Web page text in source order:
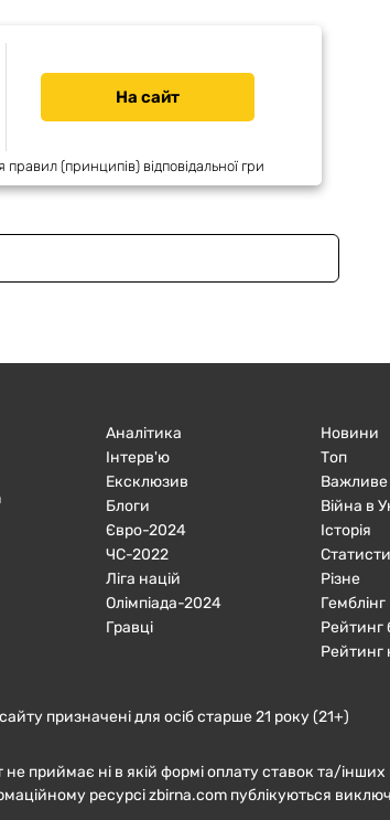
На сайт
(принципів) відповідальної гри
Аналітика
Інтерв'ю
Ексклюзив
Блоги
Євро-2024
ЧC-2022
Ліга націй
Олімпіада-2024
Гравці
Новини
Топ
Важливе
Війна в
Історія
Різне
Гемблінг
Рейтинг
Рейтинг
призначені для осіб старше 21 року (21+)
приймає ні в якій формі оплату ставок та/інших
ресурсі zbirna.com публікуються